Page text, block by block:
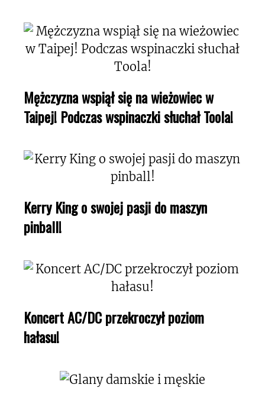
Mężczyzna wspiął się na wieżowiec w
Taipej! Podczas wspinaczki słuchał Toola!
Kerry King o swojej pasji do maszyn
pinball!
Koncert AC/DC przekroczył poziom
hałasu!